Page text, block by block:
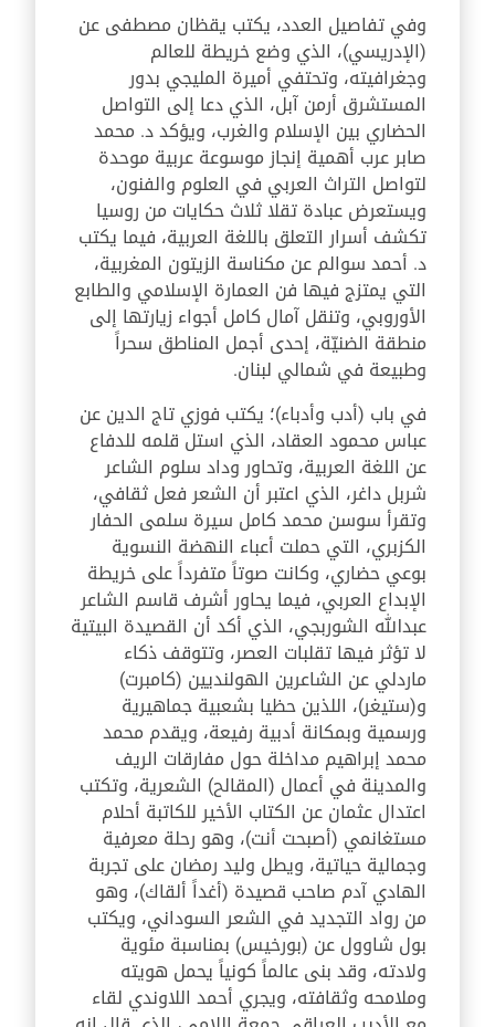
وفي تفاصيل العدد، يكتب يقظان مصطفى عن
(الإدريسي)، الذي وضع خريطة للعالم
وجغرافيته، وتحتفي أميرة المليجي بدور
المستشرق أرمن آبل، الذي دعا إلى التواصل
الحضاري بين الإسلام والغرب، ويؤكد د. محمد
صابر عرب أهمية إنجاز موسوعة عربية موحدة
لتواصل التراث العربي في العلوم والفنون،
ويستعرض عبادة تقلا ثلاث حكايات من روسيا
تكشف أسرار التعلق باللغة العربية، فيما يكتب
د. أحمد سوالم عن مكناسة الزيتون المغربية،
التي يمتزج فيها فن العمارة الإسلامي والطابع
الأوروبي، وتنقل آمال كامل أجواء زيارتها إلى
منطقة الضنيّة، إحدى أجمل المناطق سحراً
وطبيعة في شمالي لبنان.
في باب (أدب وأدباء)؛ يكتب فوزي تاج الدين عن
عباس محمود العقاد، الذي استل قلمه للدفاع
عن اللغة العربية، وتحاور وداد سلوم الشاعر
شربل داغر، الذي اعتبر أن الشعر فعل ثقافي،
وتقرأ سوسن محمد كامل سيرة سلمى الحفار
الكزبري، التي حملت أعباء النهضة النسوية
بوعي حضاري، وكانت صوتاً متفرداً على خريطة
الإبداع العربي، فيما يحاور أشرف قاسم الشاعر
عبدالله الشوربجي، الذي أكد أن القصيدة البيتية
لا تؤثر فيها تقلبات العصر، وتتوقف ذكاء
ماردلي عن الشاعرين الهولنديين (كامبرت)
و(ستيغر)، اللذين حظيا بشعبية جماهيرية
ورسمية وبمكانة أدبية رفيعة، ويقدم محمد
محمد إبراهيم مداخلة حول مفارقات الريف
والمدينة في أعمال (المقالح) الشعرية، وتكتب
اعتدال عثمان عن الكتاب الأخير للكاتبة أحلام
مستغانمي (أصبحت أنت)، وهو رحلة معرفية
وجمالية حياتية، ويطل وليد رمضان على تجربة
الهادي آدم صاحب قصيدة (أغداً ألقاك)، وهو
من رواد التجديد في الشعر السوداني، ويكتب
بول شاوول عن (بورخيس) بمناسبة مئوية
ولادته، وقد بنى عالماً كونياً يحمل هويته
وملامحه وثقافته، ويجري أحمد اللاوندي لقاء